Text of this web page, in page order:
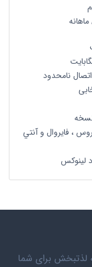
نامحدود
، فايروال و آنتي
لینوکس
لذتبخش برای شما